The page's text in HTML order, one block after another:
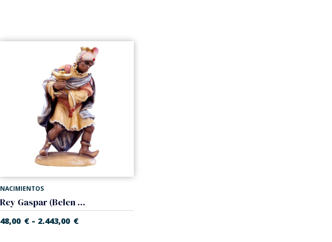
NACIMIENTOS
Rey Gaspar (Belen Alpes)
48,00 € - 2.443,00 €